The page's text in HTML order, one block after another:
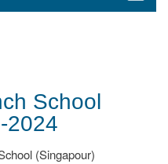
School
2024
(Singapour)